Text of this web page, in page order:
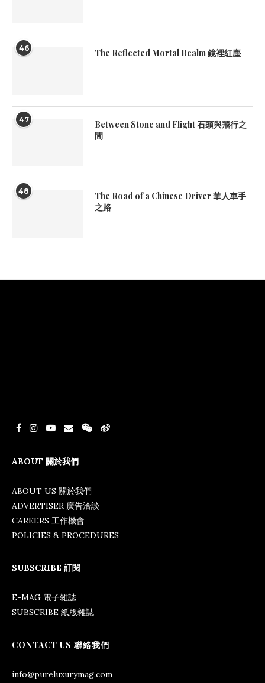
46 The Reflected Mortal Realm 鏡裡紅塵
47
Between Stone and Flight 石頭與飛行之
間
48
The Road of a Chinese Driver 華人車手
之路
ABOUT 關於我們
ABOUT US 關於我們
ADVERTISER 廣告洽談
CAREERS 工作機會
POLICIES & PROCEDURES
SUBSCRIBE 訂閱
E-MAG 電子雜誌
SUBSCRIBE 紙版雜誌
CONTACT US 聯絡我們
info@pureluxurymag.com